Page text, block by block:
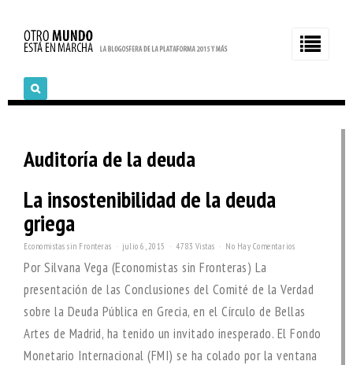
Auditoría de la deuda
La insostenibilidad de la deuda
griega
Economistas sin Fronteras julio 6, 2015 4783 Vistas No Hay Comentarios
Por Silvana Vega (Economistas sin Fronteras) La
presentación de las Conclusiones del Comité de la Verdad
sobre la Deuda Pública en Grecia, en el Círculo de Bellas
Artes de Madrid, ha tenido un invitado inesperado. El Fondo
Monetario Internacional (FMI) se ha colado por la ventana